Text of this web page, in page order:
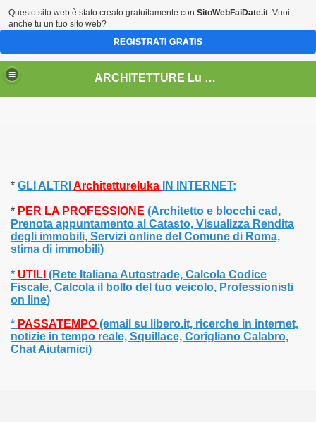
ARCHITETTURE Lu & Ka
* GLI ALTRI Architettureluka IN INTERNET;
* PER LA PROFESSIONE (Architetto e blocchi cad,
Prenota appuntamento al Catasto, Visualizza Rendita
degli immobili, Servizi online del Comune di Roma,
stima di immobili)
* UTILI (Rete Italiana Autostrade, Calcola Codice
Fiscale, Calcola il bollo del tuo veicolo, Professionisti
on line)
* PASSATEMPO (email su libero.it, ricerche in internet,
notizie in tempo reale, Squillace, Corigliano Calabro,
Chat Aiutamici)
Questo sito web è stato creato gratuitamente con SitoWebFaiDate.it. Vuoi
anche tu un tuo sito web?
REGISTRATI GRATIS